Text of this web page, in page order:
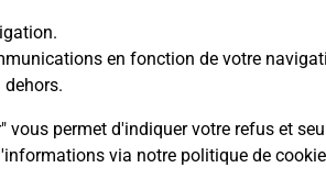
en fonction de votre
dehors.
permet d'indiquer votre refus et
via notre politique de